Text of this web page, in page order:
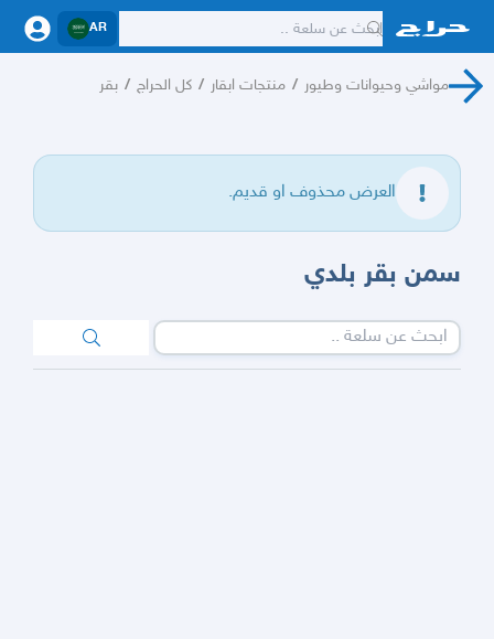
AR
مواشي وحيوانات وطيور / منتجات ابقار / كل الحراج / بقر
العرض محذوف او قديم.
سمن بقر بلدي